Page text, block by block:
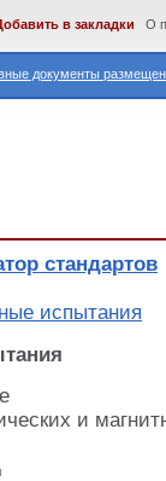
документы
в закладки О
стандартов
испытания
и